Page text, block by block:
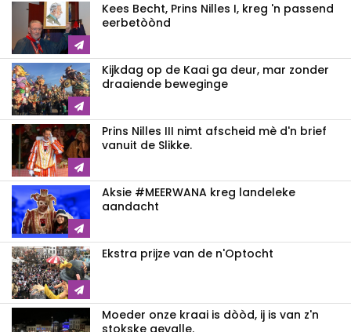
Kees Becht, Prins Nilles I, kreg 'n passend
eerbetòònd
Kijkdag op de Kaai ga deur, mar zonder
draaiende beweginge
Prins Nilles III nimt afscheid mè d'n brief
vanuit de Slikke.
Aksie #MEERWANA kreg landeleke
aandacht
Ekstra prijze van de n'Optocht
Moeder onze kraai is dòòd, ij is van z'n